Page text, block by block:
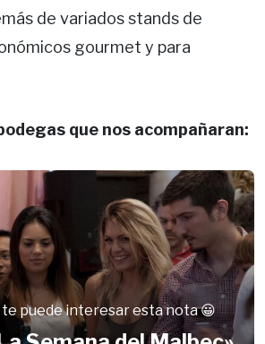
de variados stands de
gourmet y para
que nos acompañaran:
te puede interesar esta nota 😀